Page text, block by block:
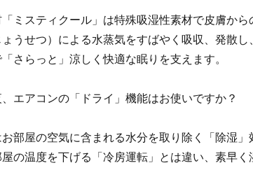
ミスティクール」は特殊吸湿性素材で皮膚から
うせつ）による水蒸気をすばやく吸収、発散し
さらっと」涼しく快適な眠りを支えます。
エアコンの「ドライ」機能はお使いですか？
お部屋の空気に含まれる水分を取り除く「除湿」
の温度を下げる「冷房運転」とは違い、素早く